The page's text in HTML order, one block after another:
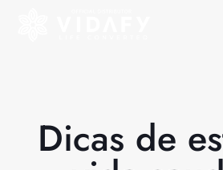
Dicas de